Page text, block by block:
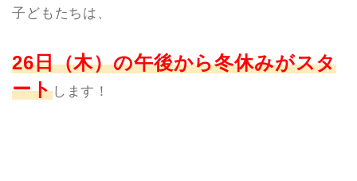
子どもたちは、
26日（木）の午後から冬休みがスタ
ートします！